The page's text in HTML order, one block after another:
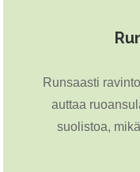
Runsaasti
auttaa
suolistoa,